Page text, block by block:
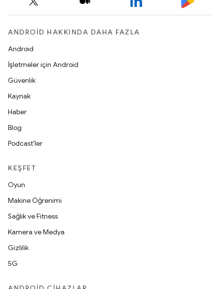
ANDROID HAKKINDA DAHA FAZLA
Android
İşletmeler için Android
Güvenlik
Kaynak
Haber
Blog
Podcast'ler
KEŞFET
Oyun
Makine Öğrenimi
Sağlık ve Fitness
Kamera ve Medya
Gizlilik
5G